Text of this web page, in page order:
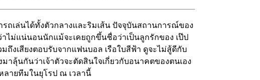
ถเล่นได้ทั้งตัวกลางและริมเส้น ปัจจุบันสถานการณ์ของ
ไม่แน่นอนนักแม้จะเคยถูกขึ้นชื่อว่าเป็นลูกรักของ เป๊ป
ถึงเสียงตอบรับจากแฟนบอล เรือใบสีฟ้า ดูจะไม่สู้ดีกับ
าลุ้นกันว่าเจ้าตัวจะตัดสินใจเกี่ยวกับอนาคตของตนเอง
ลายทีมในยุโรป ณ เวลานี้